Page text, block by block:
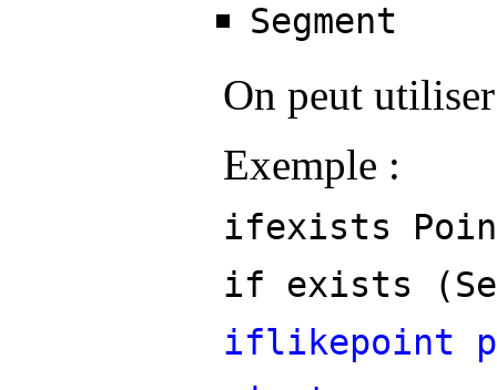
Segment
On peut
Exemple :
ifexists
if exists
iflikepoint